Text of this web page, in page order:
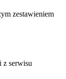
zestawieniem
z serwisu